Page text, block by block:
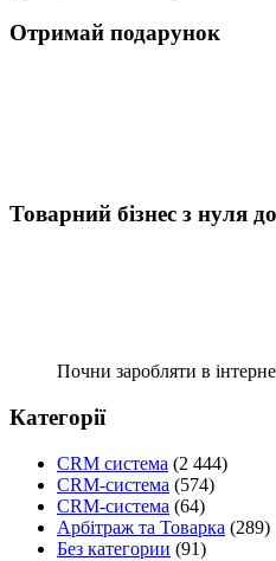
Отримай подарунок
Товарний бізнес з нуля
Почни заробляти в
Категорії
CRM система (2 444)
CRM-система (574)
CRM-система (64)
Арбітраж та Товарка (289)
Без категории (91)